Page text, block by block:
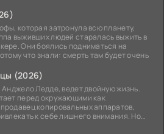
которая затронула всю планету,
выживших людей старалась выжить в
Они боялись подниматься на
что знали: смерть там будет очень
(2026)
Анджело Ледде, ведет двойную жизнь.
перед окружающими как
копировальных аппаратов,
к себе лишнего внимания. Но